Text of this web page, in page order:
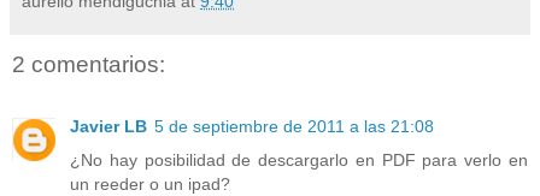
2 comentarios:
Javier LB 5 de septiembre de 2011 a las 21:08
¿No hay posibilidad de descargarlo en PDF para verlo en
un reeder o un ipad?